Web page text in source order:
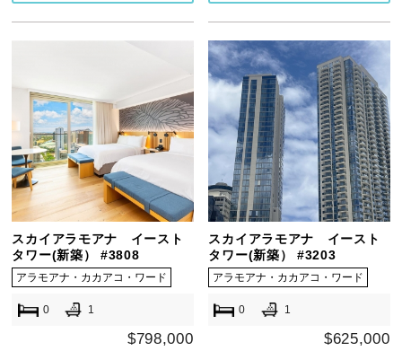
スカイアラモアナ イースト
タワー(新築） #3808
アラモアナ・カカアコ・ワード
0 1
$798,000
スカイアラモアナ イースト
タワー(新築） #3203
アラモアナ・カカアコ・ワード
0 1
$625,000